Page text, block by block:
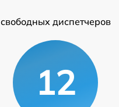
свободных диспетчеров
12